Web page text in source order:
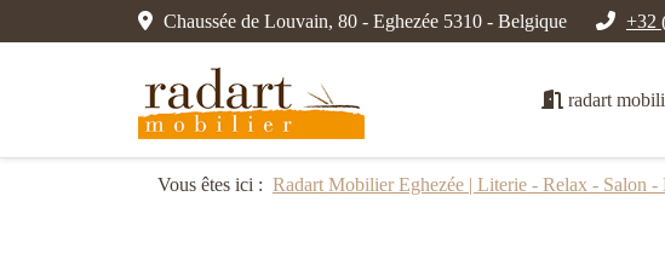
Chaussée de Louvain, 80 - Eghezée 5310 - Belgique +32
radart
Vous êtes ici : Radart Mobilier Eghezée | Literie - Relax - Salon